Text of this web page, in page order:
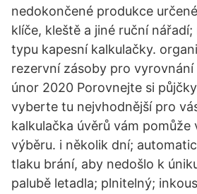
nedokončené produkce
klíče, kleště a jiné ruční
typu kapesní kalkulačky.
rezervní zásoby pro vyrovnání
únor 2020 Porovnejte si
vyberte tu nejvhodnější pro
kalkulačka úvěrů vám pomůže
výběru. i několik dní;
tlaku brání, aby nedošlo k
palubě letadla; plnitelný;